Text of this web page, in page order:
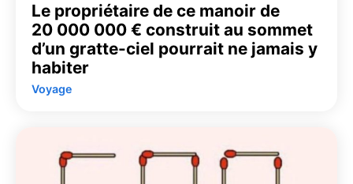
Le propriétaire de ce manoir de
20 000 000 € construit au sommet
d’un gratte-ciel pourrait ne jamais y
habiter
Voyage